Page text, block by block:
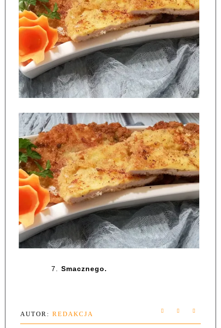
7. Smacznego.
AUTOR: REDAKCJA